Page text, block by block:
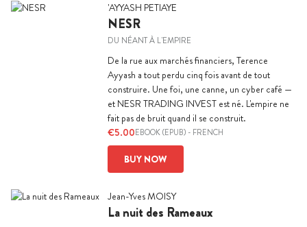
'AYYASH PETIAYE
NESR
DU NÉANT À L'EMPIRE
De la rue aux marchés financiers, Terence
Ayyash a tout perdu cinq fois avant de tout
construire. Une foi, une canne, un cyber café —
et NESR TRADING INVEST est né. L'empire ne
fait pas de bruit quand il se construit.
€5.00EBOOK (EPUB) - FRENCH
BUY NOW
Jean-Yves MOISY
La nuit des Rameaux